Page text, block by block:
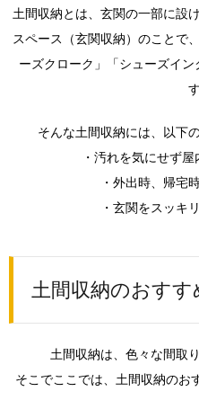
紹介
2.
土間
め間
取り
1.趣味の
作業も
できる
関
2.0.2.
2.和モダ
土間収納とは、玄関の一部に設
スペース（玄関収納）のことで
ーズクローク」「シューズイ
そんな土間収納には、以下
・汚れを気にせず
・外出時、帰宅
・玄関をスッキ
土間収納のおすす
土間収納は、色々な間取
そこでここでは、土間収納のお